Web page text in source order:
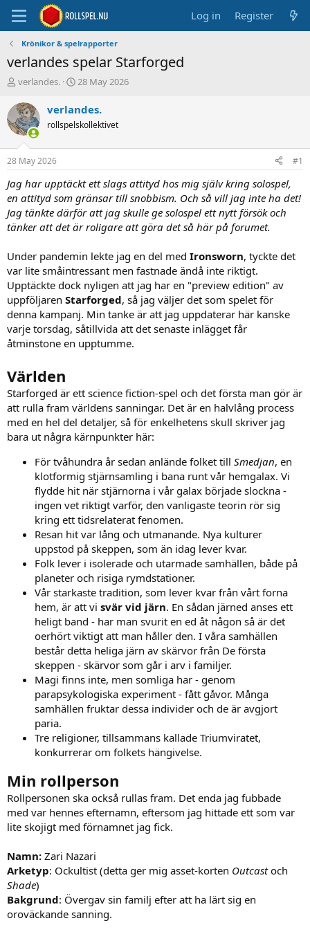
Log in Register
Krönikor & spelrapporter
verlandes spelar Starforged
T
r
e
a
d
s
t
a
r
e
r
verlandes.
S
a
t
t
e
28 May 2026
verlandes.
rollspelskollektivet
28 May 2026 #1
Jag har upptäckt ett slags attityd hos mig själv kring solospel,
en attityd som gränsar till snobbism. Och så vill jag inte ha det!
Jag tänkte därför att jag skulle ge solospel ett nytt försök och
tänker att det är roligare att göra det så här på forumet.
Under pandemin lekte jag en del med Ironsworn, tyckte det
var lite småintressant men fastnade ändå inte riktigt.
Upptäckte dock nyligen att jag har en "preview edition" av
uppföljaren Starforged, så jag väljer det som spelet för
denna kampanj. Min tanke är att jag uppdaterar här kanske
varje torsdag, såtillvida att det senaste inlägget får
åtminstone en upptumme.
Världen
Starforged är ett science fiction-spel och det första man gör är
att rulla fram världens sanningar. Det är en halvlång process
med en hel del detaljer, så för enkelhetens skull skriver jag
bara ut några kärnpunkter här:
För tvåhundra år sedan anlände folket till Smedjan, en
klotformig stjärnsamling i bana runt vår hemgalax. Vi
flydde hit när stjärnorna i vår galax började slockna -
ingen vet riktigt varför, den vanligaste teorin rör sig
kring ett tidsrelaterat fenomen.
Resan hit var lång och utmanande. Nya kulturer
uppstod på skeppen, som än idag lever kvar.
Folk lever i isolerade och utarmade samhällen, både på
planeter och risiga rymdstationer.
Vår starkaste tradition, som lever kvar från vårt forna
hem, är att vi svär vid järn. En sådan järned anses ett
heligt band - har man svurit en ed åt någon så är det
oerhört viktigt att man håller den. I våra samhällen
består detta heliga järn av skärvor från De första
skeppen - skärvor som går i arv i familjer.
Magi finns inte, men somliga har - genom
parapsykologiska experiment - fått gåvor. Många
samhällen fruktar dessa individer och de är avgjort
paria.
Tre religioner, tillsammans kallade Triumviratet,
konkurrerar om folkets hängivelse.
Min rollperson
Rollpersonen ska också rullas fram. Det enda jag fubbade
med var hennes efternamn, eftersom jag hittade ett som var
lite skojigt med förnamnet jag fick.
Namn: Zari Nazari
Arketyp: Ockultist (detta ger mig asset-korten Outcastoch
Shade)
Bakgrund: Övergav sin familj efter att ha lärt sig en
oroväckande sanning.